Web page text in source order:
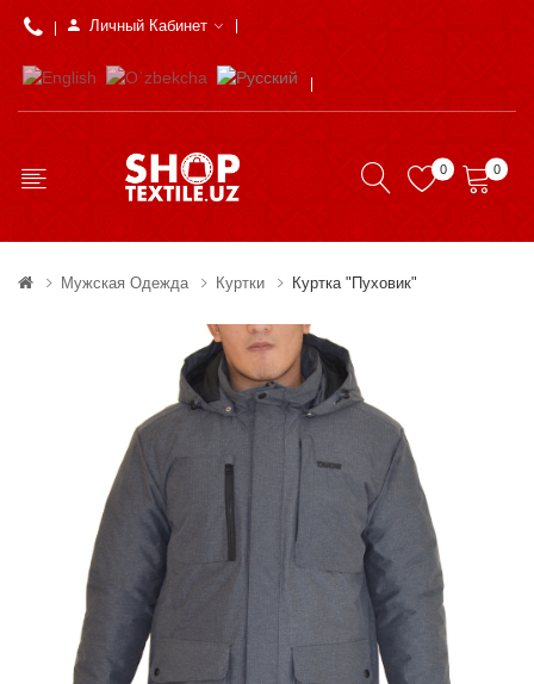
Личный Кабинет
0 0
Мужская Одежда Куртки Куртка "Пуховик"